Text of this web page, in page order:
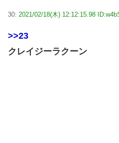
30: 2021/02/18(木) 12:12:15.98
>>23
クレイジーラクーン